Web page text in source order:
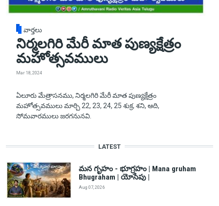
వార్తలు
నిర్మలగిరి మేరీ మాత పుణ్యక్షేత్రం
మహోత్సవములు
Mar 18, 2024
ఏలూరు మేత్రాసనము, నిర్మలగిరి మేరీ మాత పుణ్యక్షేత్రం
మహోత్సవములు మార్చి 22, 23, 24, 25 శుక్ర, శని, ఆది,
సోమవారములు జరగనునవి.
LATEST
మన గృహం - భూగ్రహం | Mana gruham
Bhugraham | యోసేపు |
Aug 07, 2026